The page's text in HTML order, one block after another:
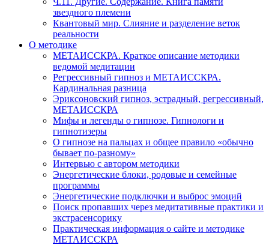
звездного племени
Квантовый мир. Слияние и разделение веток
реальности
О методике
МЕТАИССКРА. Краткое описание методики
ведомой медитации
Регрессивный гипноз и МЕТАИССКРА.
Кардинальная разница
Эриксоновский гипноз, эстрадный, регрессивный,
МЕТАИССКРА
Мифы и легенды о гипнозе. Гипнологи и
гипнотизеры
О гипнозе на пальцах и общее правило «обычно
бывает по-разному»
Интервью с автором методики
Энергетические блоки, родовые и семейные
программы
Энергетические подключки и выброс эмоций
Поиск пропавших через медитативные практики и
экстрасенсорику
Практическая информация о сайте и методике
МЕТАИССКРА